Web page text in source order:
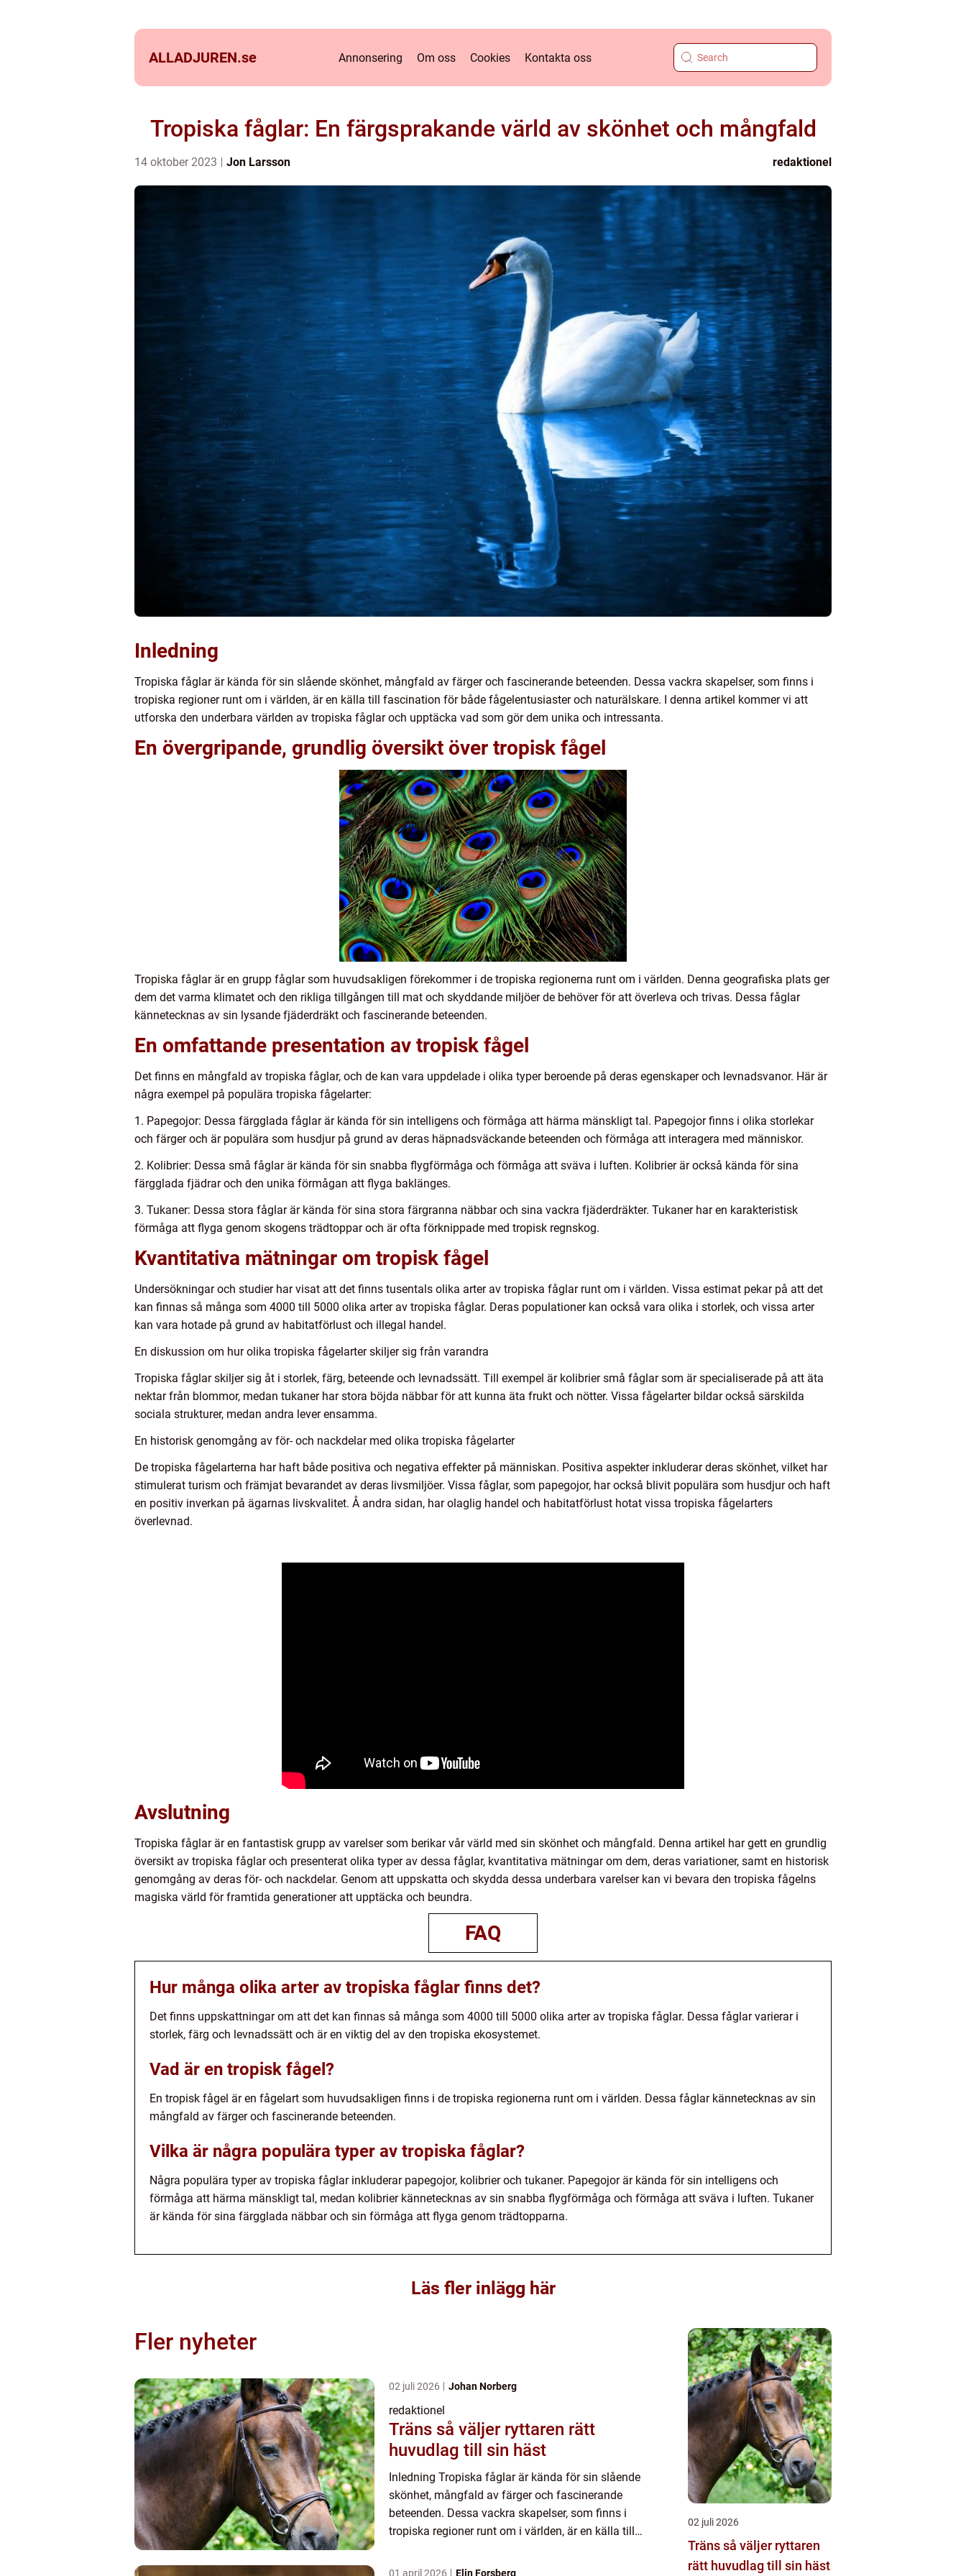
ALLADJUREN.se Annonsering Om oss Cookies Kontakta oss
Tropiska fåglar: En färgsprakande värld av skönhet och mångfald
14 oktober 2023 Jon Larsson redaktionel
Inledning
Tropiska fåglar är kända för sin slående skönhet, mångfald av färger och fascinerande beteenden. Dessa vackra skapelser, som finns i
tropiska regioner runt om i världen, är en källa till fascination för både fågelentusiaster och naturälskare. I denna artikel kommer vi att
utforska den underbara världen av tropiska fåglar och upptäcka vad som gör dem unika och intressanta.
En övergripande, grundlig översikt över tropisk fågel
Tropiska fåglar är en grupp fåglar som huvudsakligen förekommer i de tropiska regionerna runt om i världen. Denna geografiska plats ger
dem det varma klimatet och den rikliga tillgången till mat och skyddande miljöer de behöver för att överleva och trivas. Dessa fåglar
kännetecknas av sin lysande fjäderdräkt och fascinerande beteenden.
En omfattande presentation av tropisk fågel
Det finns en mångfald av tropiska fåglar, och de kan vara uppdelade i olika typer beroende på deras egenskaper och levnadsvanor. Här är
några exempel på populära tropiska fågelarter:
1. Papegojor: Dessa färgglada fåglar är kända för sin intelligens och förmåga att härma mänskligt tal. Papegojor finns i olika storlekar
och färger och är populära som husdjur på grund av deras häpnadsväckande beteenden och förmåga att interagera med människor.
2. Kolibrier: Dessa små fåglar är kända för sin snabba flygförmåga och förmåga att sväva i luften. Kolibrier är också kända för sina
färgglada fjädrar och den unika förmågan att flyga baklänges.
3. Tukaner: Dessa stora fåglar är kända för sina stora färgranna näbbar och sina vackra fjäderdräkter. Tukaner har en karakteristisk
förmåga att flyga genom skogens trädtoppar och är ofta förknippade med tropisk regnskog.
Kvantitativa mätningar om tropisk fågel
Undersökningar och studier har visat att det finns tusentals olika arter av tropiska fåglar runt om i världen. Vissa estimat pekar på att det
kan finnas så många som 4000 till 5000 olika arter av tropiska fåglar. Deras populationer kan också vara olika i storlek, och vissa arter
kan vara hotade på grund av habitatförlust och illegal handel.
En diskussion om hur olika tropiska fågelarter skiljer sig från varandra
Tropiska fåglar skiljer sig åt i storlek, färg, beteende och levnadssätt. Till exempel är kolibrier små fåglar som är specialiserade på att äta
nektar från blommor, medan tukaner har stora böjda näbbar för att kunna äta frukt och nötter. Vissa fågelarter bildar också särskilda
sociala strukturer, medan andra lever ensamma.
En historisk genomgång av för- och nackdelar med olika tropiska fågelarter
De tropiska fågelarterna har haft både positiva och negativa effekter på människan. Positiva aspekter inkluderar deras skönhet, vilket har
stimulerat turism och främjat bevarandet av deras livsmiljöer. Vissa fåglar, som papegojor, har också blivit populära som husdjur och haft
en positiv inverkan på ägarnas livskvalitet. Å andra sidan, har olaglig handel och habitatförlust hotat vissa tropiska fågelarters
överlevnad.
Avslutning
Tropiska fåglar är en fantastisk grupp av varelser som berikar vår värld med sin skönhet och mångfald. Denna artikel har gett en grundlig
översikt av tropiska fåglar och presenterat olika typer av dessa fåglar, kvantitativa mätningar om dem, deras variationer, samt en historisk
genomgång av deras för- och nackdelar. Genom att uppskatta och skydda dessa underbara varelser kan vi bevara den tropiska fågelns
magiska värld för framtida generationer att upptäcka och beundra.
FAQ
Hur många olika arter av tropiska fåglar finns det?
Det finns uppskattningar om att det kan finnas så många som 4000 till 5000 olika arter av tropiska fåglar. Dessa fåglar varierar i
storlek, färg och levnadssätt och är en viktig del av den tropiska ekosystemet.
Vad är en tropisk fågel?
En tropisk fågel är en fågelart som huvudsakligen finns i de tropiska regionerna runt om i världen. Dessa fåglar kännetecknas av sin
mångfald av färger och fascinerande beteenden.
Vilka är några populära typer av tropiska fåglar?
Några populära typer av tropiska fåglar inkluderar papegojor, kolibrier och tukaner. Papegojor är kända för sin intelligens och
förmåga att härma mänskligt tal, medan kolibrier kännetecknas av sin snabba flygförmåga och förmåga att sväva i luften. Tukaner
är kända för sina färgglada näbbar och sin förmåga att flyga genom trädtopparna.
Läs fler inlägg här
Fler nyheter
02 juli 2026 Johan Norberg
redaktionel
Träns så väljer ryttaren rätt
huvudlag till sin häst
Inledning Tropiska fåglar är kända för sin slående
skönhet, mångfald av färger och fascinerande
beteenden. Dessa vackra skapelser, som finns i
tropiska regioner runt om i världen, är en källa till
naturälskar...
01 april 2026 Elin Forsberg
02 juli 2026
Träns så väljer ryttaren
rätt huvudlag till sin häst